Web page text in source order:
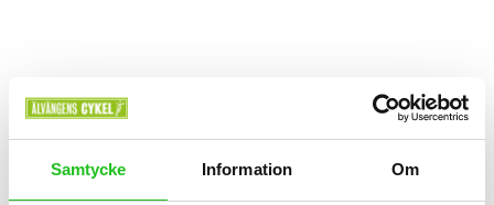
Samtycke Information Om
Thule Shield Pannier 26L
1 099,00kr